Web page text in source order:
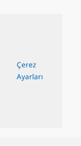
Çerez
Ayarları